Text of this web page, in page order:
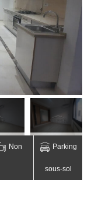
Non Parking
sous-sol